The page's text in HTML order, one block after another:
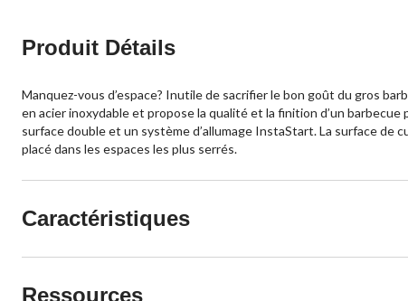
Produit Détails
Manquez-vous d’espace? Inutile de sacrifier le bon goût du gros
en acier inoxydable et propose la qualité et la finition d’un
surface double et un système d’allumage InstaStart. La surface
placé dans les espaces les plus serrés.
Caractéristiques
Ressources